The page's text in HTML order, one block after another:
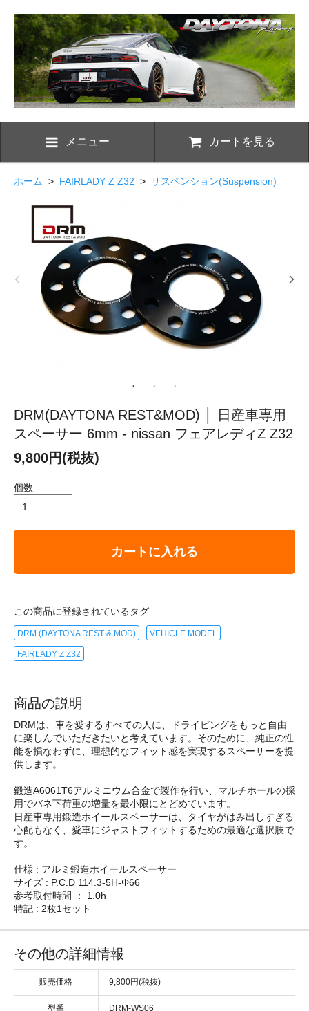
メニュー カートを見る
ホーム > FAIRLADY Z Z32 > サスペンション(Suspension)
DRM(DAYTONA REST&MOD) │ 日産車専用
スペーサー 6mm - nissan フェアレディZ Z32
9,800円(税抜)
個数
カートに入れる
この商品に登録されているタグ
DRM (DAYTONA REST & MOD) VEHICLE MODEL
FAIRLADY Z Z32
商品の説明
DRMは、車を愛するすべての人に、ドライビングをもっと自由
に楽しんでいただきたいと考えています。そのために、純正の性
能を損なわずに、理想的なフィット感を実現するスペーサーを提
供します。
鍛造A6061T6アルミニウム合金で製作を行い、マルチホールの採
用でバネ下荷重の増量を最小限にとどめています。
日産車専用鍛造ホイールスペーサーは、タイヤがはみ出しすぎる
心配もなく、愛車にジャストフィットするための最適な選択肢で
す。
仕様 : アルミ鍛造ホイールスペーサー
サイズ : P.C.D 114.3-5H-Φ66
参考取付時間 ： 1.0h
特記 : 2枚1セット
その他の詳細情報
販売価格 9,800円(税抜)
型番 DRM-WS06